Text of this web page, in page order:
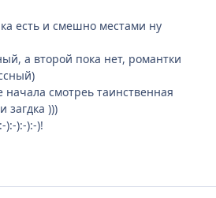
есть и смешно местами ну
а второй пока нет, романтки
смотреь таинственная
загдка )))
):-):-):-)!